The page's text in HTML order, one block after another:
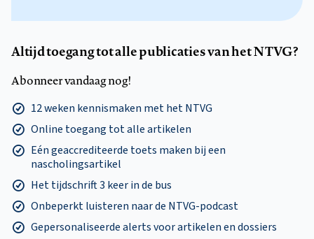
Altijd toegang tot alle publicaties van het NTVG?
Abonneer vandaag nog!
12 weken kennismaken met het NTVG
Online toegang tot alle artikelen
Eén geaccrediteerde toets maken bij een
nascholingsartikel
Het tijdschrift 3 keer in de bus
Onbeperkt luisteren naar de NTVG-podcast
Gepersonaliseerde alerts voor artikelen en dossiers